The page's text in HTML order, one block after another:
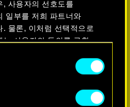
, 사용자의 선호도를
일부를 저희 파트너와
. 물론, 이처럼 선택적으로
는 사용자의 동의를 구할
사항이나 관련 설정은
에서 확인할 수 있습니다.